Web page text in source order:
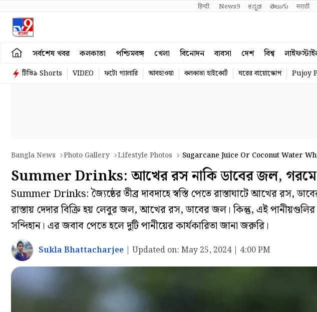
हिन्दी News9 ಕನ್ನಡ తెలుగు मराठी
সর্বশেষ খবর কলকাতা পশ্চিমবঙ্গ খেলা বিনোদন ব্যবসা দেশ বিশ্ব
টিভি৯ Shorts VIDEO ফটো গ্যালারি আবহাওয়া কলকাতা হাইকোর্ট ঘরের বায়োস্কোপ Pujoy
Bangla News Photo Gallery Lifestyle Photos Sugarcane Juice Or Coconut Water
Summer Drinks: আখের রস নাকি ডাবের জল, গরমে
Summer Drinks: জ্যৈষ্ঠের তীব্র দাবদাহে স্বস্তি পেতে রাস্তাঘাটে আখের রস,
রাস্তায় দেদার বিক্রি হয় লেবুর জল, আখের রস, ডাবের জল। কিন্তু, এই পানীয়গুলির
সন্দিহান। এর জবাব পেতে হলে দুটি পানীয়ের কার্যকারিতা জানা জরুরি।
Sukla Bhattacharjee | Updated on: May 25, 2024 | 4:00 PM